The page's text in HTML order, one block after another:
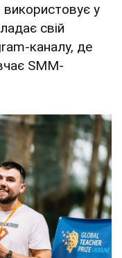
у
свій
каналу, де
SMM-